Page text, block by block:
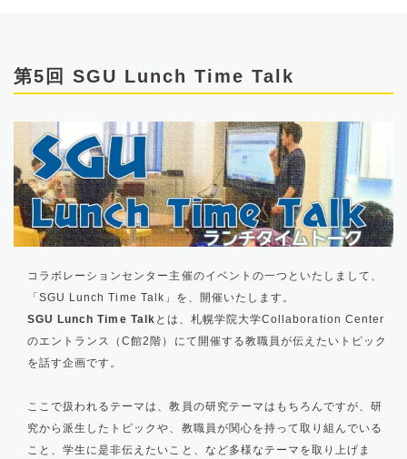
第5回 SGU Lunch Time Talk
コラボレーションセンター主催のイベントの一つといたしまして、
「SGU Lunch Time Talk」を、開催いたします。
SGU Lunch Time Talk とは、札幌学院大学Collaboration Center
のエントランス（C館2階）にて開催する教職員が伝えたいトピック
を話す企画です。
ここで扱われるテーマは、教員の研究テーマはもちろんですが、研
究から派生したトピックや、教職員が関心を持って取り組んでいる
こと、学生に是非伝えたいこと、など多様なテーマを取り上げま